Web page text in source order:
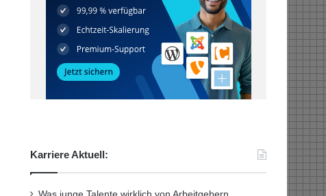
Karriere Aktuell: